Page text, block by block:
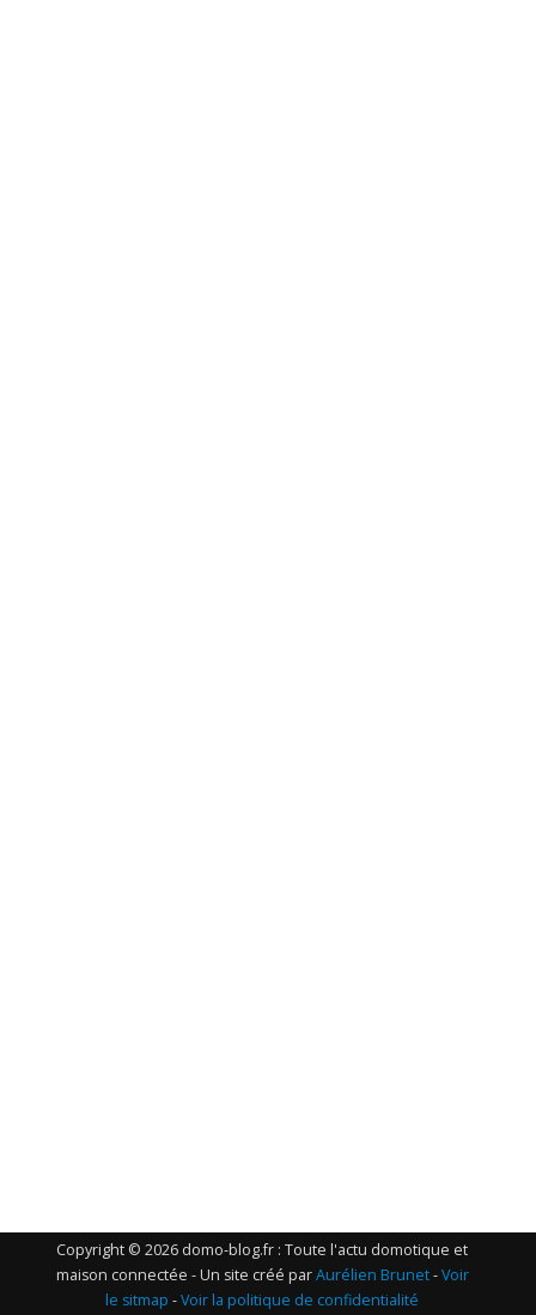
Copyright © 2026 domo-blog.fr : Toute l'actu domotique et
maison connectée - Un site créé parAurélien Brunet-Voir
le sitmap -Voir la politique de confidentialité